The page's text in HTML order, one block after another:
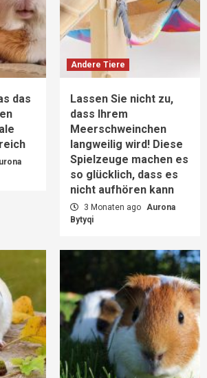
das
Andere Tiere
Lassen Sie nicht zu,
dass Ihrem
Meerschweinchen
langweilig wird! Diese
Spielzeuge machen es
so glücklich, dass es
nicht aufhören kann
3 Monaten ago Aurona
Bytyqi